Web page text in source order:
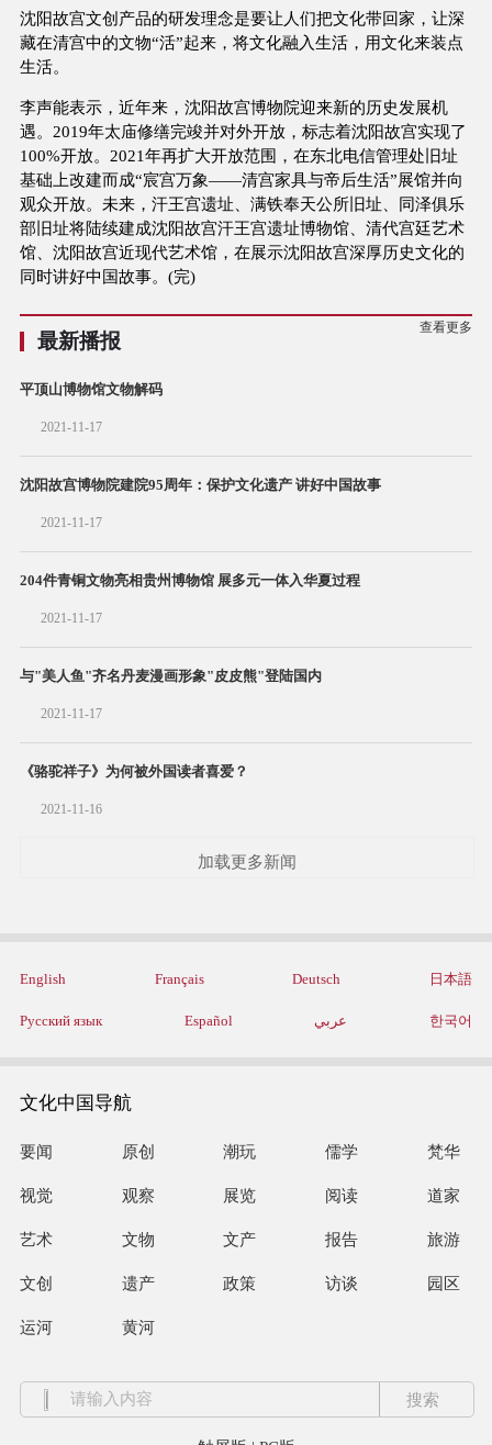
沈阳故宫文创产品的研发理念是要让人们把文化带回家，让深
藏在清宫中的文物“活”起来，将文化融入生活，用文化来装点
生活。
李声能表示，近年来，沈阳故宫博物院迎来新的历史发展机
遇。2019年太庙修缮完竣并对外开放，标志着沈阳故宫实现了
100%开放。2021年再扩大开放范围，在东北电信管理处旧址
基础上改建而成“宸宫万象——清宫家具与帝后生活”展馆并向
观众开放。未来，汗王宫遗址、满铁奉天公所旧址、同泽俱乐
部旧址将陆续建成沈阳故宫汗王宫遗址博物馆、清代宫廷艺术
馆、沈阳故宫近现代艺术馆，在展示沈阳故宫深厚历史文化的
同时讲好中国故事。(完)
最新播报
查看更多
平顶山博物馆文物解码
2021-11-17
沈阳故宫博物院建院95周年：保护文化遗产 讲好中国故事
2021-11-17
204件青铜文物亮相贵州博物馆 展多元一体入华夏过程
2021-11-17
与"美人鱼"齐名丹麦漫画形象"皮皮熊"登陆国内
2021-11-17
《骆驼祥子》为何被外国读者喜爱？
2021-11-16
加载更多新闻
English Français Deutsch 日本語
Русский язык Español عربي 한국어
文化中国导航
要闻 原创 潮玩 儒学 梵华
视觉 观察 展览 阅读 道家
艺术 文物 文产 报告 旅游
文创 遗产 政策 访谈 园区
运河 黄河